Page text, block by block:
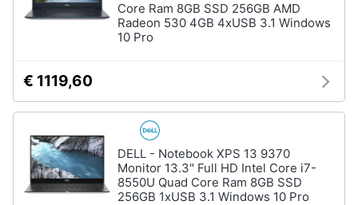
Termostato
wifi
Vedi
tutti
Accessori
informatica
Webcam
Core Ram 8GB SSD 256GB AMD
Radeon 530 4GB 4xUSB 3.1 Windows
10 Pro
€ 1119,60
DELL - Notebook XPS 13 9370
Monitor 13.3" Full HD Intel Core i7-
8550U Quad Core Ram 8GB SSD
256GB 1xUSB 3.1 Windows 10 Pro